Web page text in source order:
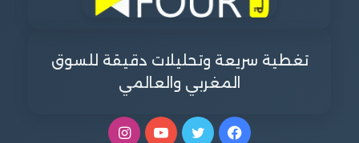
تغطية سريعة وتحليلات دقيقة للسوق
المغربي والعالمي
فيسبوكتويتر يوتيوبانستقرام